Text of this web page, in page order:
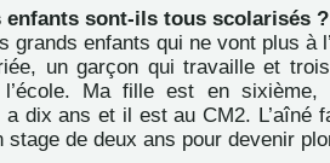
enfants sont-ils tous scolarisés ?
grands enfants qui ne vont plus à
un garçon qui travaille et
Ma fille est en
a dix ans et il est au CM2. L’aîné
stage de deux ans pour devenir